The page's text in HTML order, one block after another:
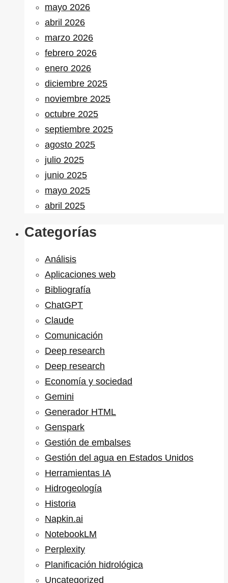
mayo 2026
abril 2026
marzo 2026
febrero 2026
enero 2026
diciembre 2025
noviembre 2025
octubre 2025
septiembre 2025
agosto 2025
julio 2025
junio 2025
mayo 2025
abril 2025
Categorías
Análisis
Aplicaciones web
Bibliografía
ChatGPT
Claude
Comunicación
Deep research
Deep research
Economía y sociedad
Gemini
Generador HTML
Genspark
Gestión de embalses
Gestión del agua en Estados Unidos
Herramientas IA
Hidrogeología
Historia
Napkin.ai
NotebookLM
Perplexity
Planificación hidrológica
Uncategorized